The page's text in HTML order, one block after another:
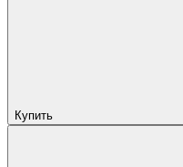
Купить